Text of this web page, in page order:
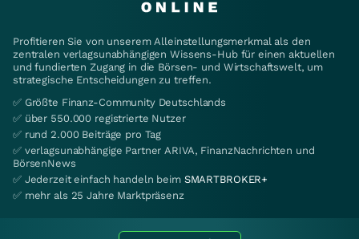
Profitieren Sie von unserem Alleinstellungsmerkmal als den
zentralen verlagsunabhängigen Wissens-Hub für einen aktuellen
und fundierten Zugang in die Börsen- und Wirtschaftswelt, um
strategische Entscheidungen zu treffen.
✅ Größte Finanz-Community Deutschlands
✅ über 550.000 registrierte Nutzer
✅ rund 2.000 Beiträge pro Tag
✅ verlagsunabhängige Partner ARIVA, FinanzNachrichten und
BörsenNews
✅ Jederzeit einfach handeln beim SMARTBROKER+
✅ mehr als 25 Jahre Marktpräsenz